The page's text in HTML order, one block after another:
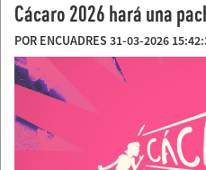
Cácaro 2026 hará una
POR ENCUADRES 31-03-2026